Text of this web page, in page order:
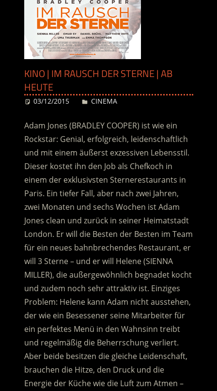
KINO | IM RAUSCH DER STERNE | AB
HEUTE
03/12/2015 Desiree
CINEMA
Adam Jones (BRADLEY COOPER) ist wie ein
Rockstar: Genial, erfolgreich, leidenschaftlich
und mit einem äußerst exzessiven Lebensstil.
Dieser kostet ihn den Job als Chefkoch in
einem der exklusivsten Sternerestaurants in
Paris. Ein tiefer Fall, aber nach zwei Jahren,
zwei Monaten und sechs Wochen ist Adam
Jones clean und zurück in seiner Heimatstadt
London. Er will die Besten der Besten im Team
für ein neues bahnbrechendes Restaurant, er
will 3 Sterne – und er will Helene (SIENNA
MILLER), die außergewöhnlich begnadet kocht
und zudem noch sehr attraktiv ist. Einziges
Problem: Helene kann Adam nicht ausstehen,
der wie ein Besessener seine Mitarbeiter für
ein perfektes Menü in den Wahnsinn treibt
und regelmäßig die Beherrschung verliert.
Aber beide besitzen die gleiche Leidenschaft,
brauchen die Hitze, den Druck und die
Energie der Küche wie die Luft zum Atmen –